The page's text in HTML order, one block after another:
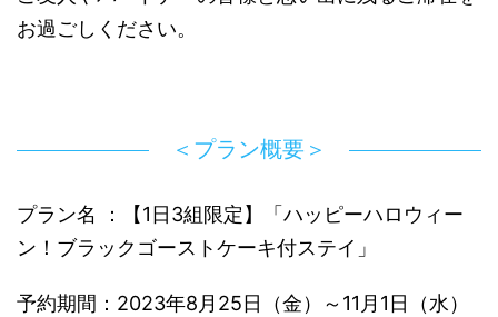
お過ごしください。
＜プラン概要＞
プラン名 ：【1日3組限定】「ハッピーハロウィー
ン！ブラックゴーストケーキ付ステイ」
予約期間：2023年8月25日（金）～11月1日（水）